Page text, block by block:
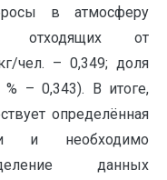
в атмосферу
отходящих от
чел. – 0,349; доля
– 0,343). В итоге,
определённая
и необходимо
данных